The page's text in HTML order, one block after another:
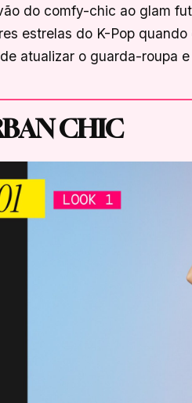
do comfy-chic ao glam
estrelas do K-Pop
atualizar o guarda-roupa
CHIC